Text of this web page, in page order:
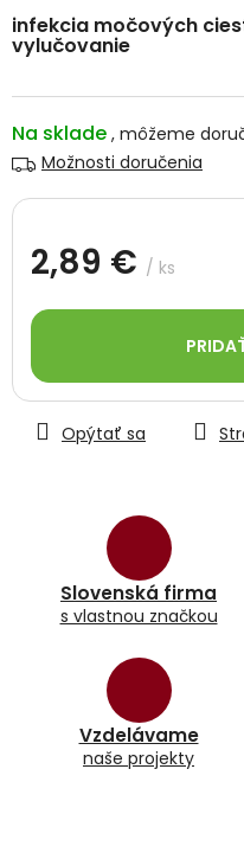
Na sklade
Možnosti doručenia
2,89 € / ks
cena:
Slovenská firma
s vlastnou značkou
Vzdelávame
naše projekty
infekcia močových
vylučovanie
Opýtať sa
z
5